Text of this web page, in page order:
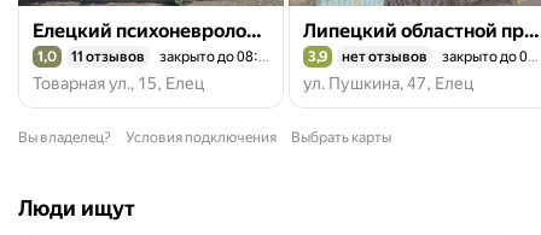
Елецкий психоневрологический диспансер
Рейтинг 1,0 из 5
1,0 11 отзывов закрыто до 08:00
Товарная ул., 15, Елец
Липецкий областной противотуберкулезный диспансер, филиал
Рейтинг 3,9 из 5
3,9 нет отзывов закрыто до 08:00
ул. Пушкина, 47, Елец
Вы владелец? Условия подключения Выбрать карты
Люди ищут